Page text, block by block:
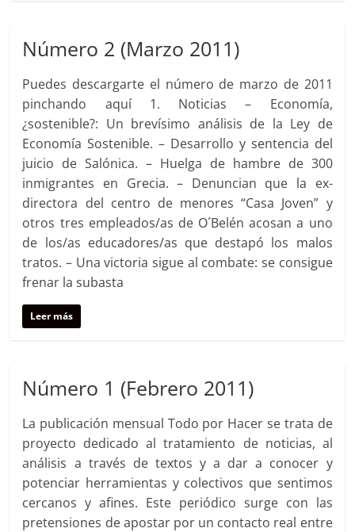
Número 2 (Marzo 2011)
Puedes descargarte el número de marzo de 2011
pinchando aquí 1. Noticias – Economía,
¿sostenible?: Un brevísimo análisis de la Ley de
Economía Sostenible. – Desarrollo y sentencia del
juicio de Salónica. – Huelga de hambre de 300
inmigrantes en Grecia. – Denuncian que la ex-
directora del centro de menores “Casa Joven” y
otros tres empleados/as de O´Belén acosan a uno
de los/as educadores/as que destapó los malos
tratos. – Una victoria sigue al combate: se consigue
frenar la subasta
Leer más
Número 1 (Febrero 2011)
La publicación mensual Todo por Hacer se trata de
proyecto dedicado al tratamiento de noticias, al
análisis a través de textos y a dar a conocer y
potenciar herramientas y colectivos que sentimos
cercanos y afines. Este periódico surge con las
pretensiones de apostar por un contacto real entre